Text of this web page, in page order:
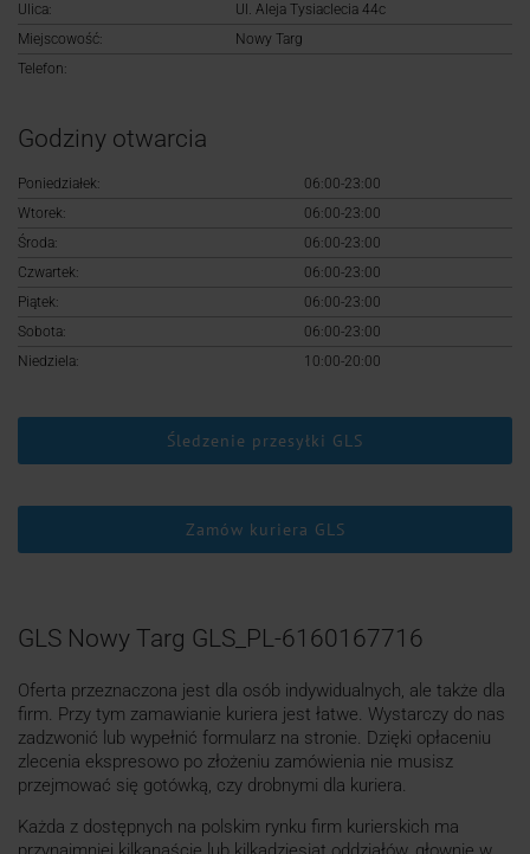
Rejestracja
Ulica:
Ul. Aleja Tysiaclecia 44c
Miejscowość:
Nowy Targ
Telefon:
Godziny otwarcia
Poniedziałek:
06:00-23:00
Wtorek:
06:00-23:00
Środa:
06:00-23:00
Czwartek:
06:00-23:00
Piątek:
06:00-23:00
Sobota:
06:00-23:00
Niedziela:
10:00-20:00
Śledzenie przesyłki GLS
Zamów kuriera GLS
GLS Nowy Targ GLS_PL-6160167716
Oferta przeznaczona jest dla osób indywidualnych, ale także dla
firm. Przy tym zamawianie kuriera jest łatwe. Wystarczy do nas
zadzwonić lub wypełnić formularz na stronie. Dzięki opłaceniu
zlecenia ekspresowo po złożeniu zamówienia nie musisz
przejmować się gotówką, czy drobnymi dla kuriera.
Każda z dostępnych na polskim rynku firm kurierskich ma